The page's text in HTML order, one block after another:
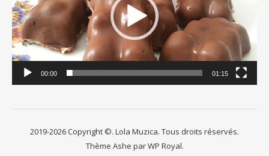
00:00 01:15
2019-2026 Copyright ©. Lola Muzica. Tous droits réservés.
Thème Ashe parWP Royal.